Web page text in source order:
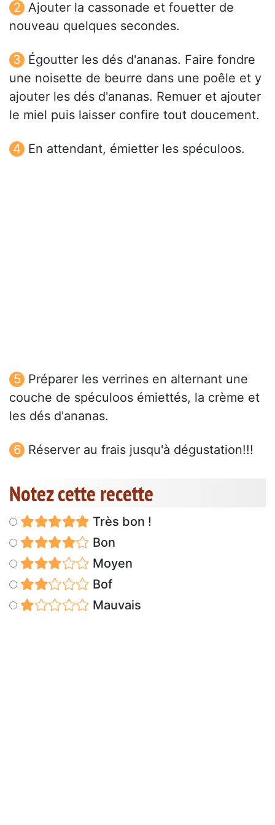
Ajouter la cassonade et fouetter de
nouveau quelques secondes.
Égoutter les dés d'ananas. Faire fondre
une noisette de beurre dans une poêle et y
ajouter les dés d'ananas. Remuer et ajouter
le miel puis laisser confire tout doucement.
En attendant, émietter les spéculoos.
Préparer les verrines en alternant une
couche de spéculoos émiettés, la crème et
les dés d'ananas.
Réserver au frais jusqu'à dégustation!!!
Notez cette recette
Très bon !
Bon
Moyen
Bof
Mauvais